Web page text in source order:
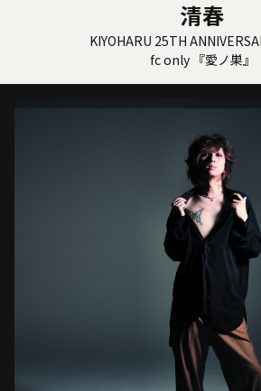
清春
KIYOHARU 25TH
fc only 『愛ノ巣』